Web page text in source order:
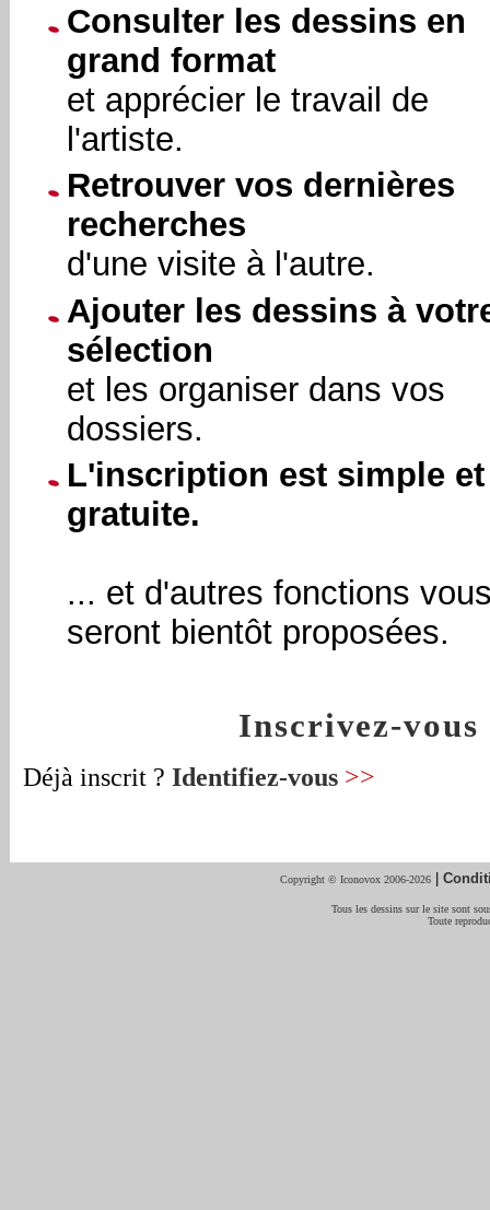
Consulter les dessins en
grand format
et apprécier le travail de
l'artiste.
Retrouver vos dernières
recherches
d'une visite à l'autre.
Ajouter les dessins à
sélection
et les organiser dans vos
dossiers.
L'inscription est simple et
gratuite.
... et d'autres fonctions
seront bientôt proposées.
Inscrivez-vous
Déjà inscrit ? Identifiez-vous >>
Copyright © Iconovox 2006-2026 |
Tous les dessins sur le site sont
Toute